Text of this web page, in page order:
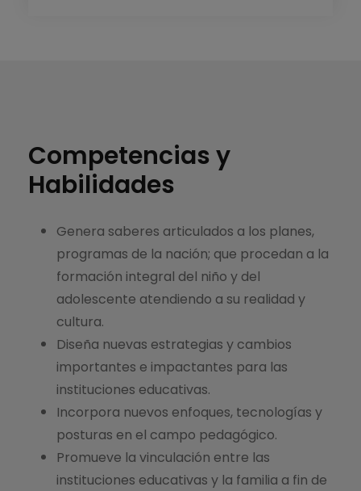
Competencias y
Habilidades
Genera saberes articulados a los planes,
programas de la nación; que procedan a la
formación integral del niño y del
adolescente atendiendo a su realidad y
cultura.
Diseña nuevas estrategias y cambios
importantes e impactantes para las
instituciones educativas.
Incorpora nuevos enfoques, tecnologías y
posturas en el campo pedagógico.
Promueve la vinculación entre las
instituciones educativas y la familia a fin de